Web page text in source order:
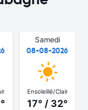
Samedi
08-08-2026
Ensoleillé/Clair
17° / 32°